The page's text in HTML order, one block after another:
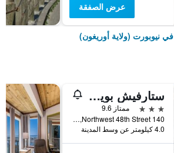
عرض الصفقة
نيوبورت (ولاية أوريغون)
ستارفيش بوينت
3 نجوم
ممتاز 9.6
140 Northwest 48th Street, نيوبورت (ولاية أوريغون), OR, الولايات المتحدة الأميريكية
4.0 كيلومتر عن وسط المدينة